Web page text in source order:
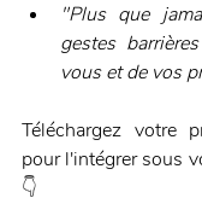
"Plus que
gestes
vous et de vos
Téléchargez votre
👇